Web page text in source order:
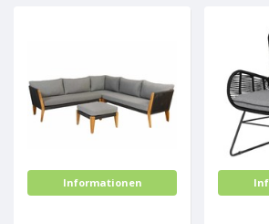
Informationen